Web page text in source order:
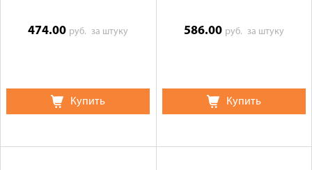
474.00 руб.за штуку
Купить
586.00 руб. за штуку
Купить